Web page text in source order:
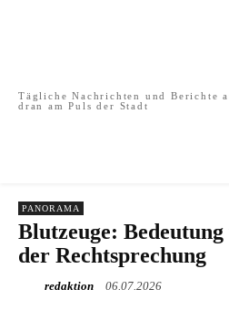
Tägliche Nachrichten und Berichte
dran am Puls der Stadt
PANORAMA
Blutzeuge:
der Rechtsprechung
redaktion 06.07.2026